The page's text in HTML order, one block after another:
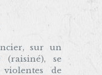
sur un
se
violentes de